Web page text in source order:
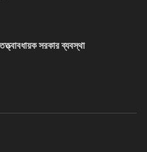
সরকার ব্যবস্থা